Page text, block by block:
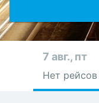
7 авг., пт
Нет рейсов